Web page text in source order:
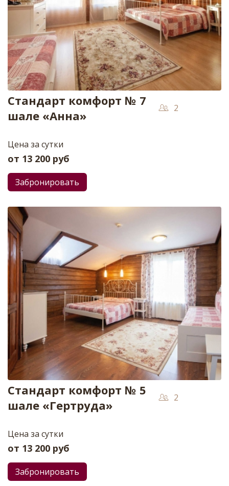
Стандарт комфорт № 7
шале «Анна»
2
Цена за сутки
от 13 200 руб
Забронировать
Стандарт комфорт № 5
шале «Гертруда»
2
Цена за сутки
от 13 200 руб
Забронировать